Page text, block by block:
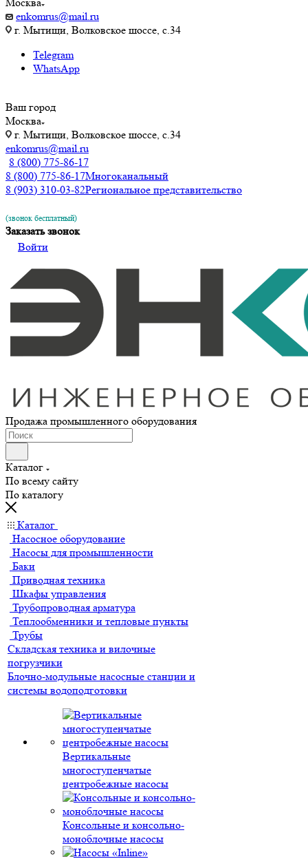
enkomrus@mail.ru
г. Мытищи, Волковское шоссе, с.34
Telegram
WhatsApp
Ваш город
Москва
г. Мытищи, Волковское шоссе, с.34
enkomrus@mail.ru
8 (800) 775-86-17
8 (800) 775-86-17Многоканальный
8 (903) 310-03-82Региональное представительство
(звонок бесплатный)
Заказать звонок
Войти
Продажа промышленного оборудования
Каталог
По всему сайту
По каталогу
Каталог
Насосное оборудование
Насосы для промышленности
Баки
Приводная техника
Шкафы управления
Трубопроводная арматура
Теплообменники и тепловые пункты
Трубы
Складская техника и вилочные
погрузчики
Блочно-модульные насосные станции и
системы водоподготовки
Вертикальные
многоступенчатые
центробежные насосы
Консольные и консольно-
моноблочные насосы